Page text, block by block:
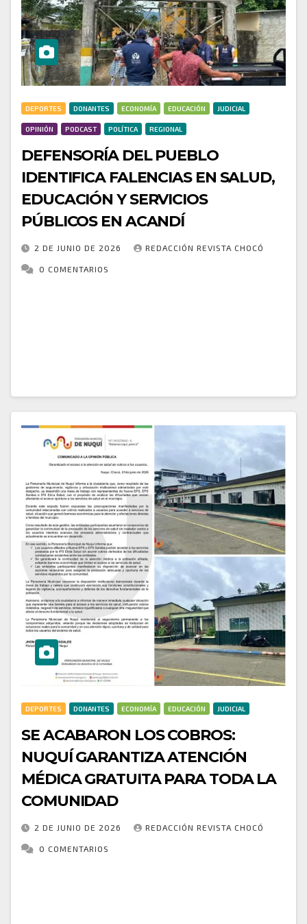
DEPORTES DONANTES ECONOMÍA EDUCACIÓN JUDICIAL
OPINIÓN PODCAST POLÍTICA REGIONAL
DEFENSORÍA DEL PUEBLO
IDENTIFICA FALENCIAS EN SALUD,
EDUCACIÓN Y SERVICIOS
PÚBLICOS EN ACANDÍ
2 DE JUNIO DE 2026 REDACCIÓN REVISTA CHOCÓ
0 COMENTARIOS
DEPORTES DONANTES ECONOMÍA EDUCACIÓN JUDICIAL
SE ACABARON LOS COBROS:
NUQUÍ GARANTIZA ATENCIÓN
MÉDICA GRATUITA PARA TODA LA
COMUNIDAD
2 DE JUNIO DE 2026 REDACCIÓN REVISTA CHOCÓ
0 COMENTARIOS